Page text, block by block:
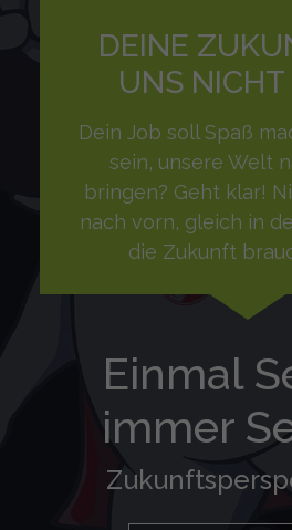
DEINE
UNS NICHT
Dein Job soll Spaß
sein, unsere Welt
bringen? Geht klar!
nach vorn, gleich in
die Zukunft
Einmal
immer